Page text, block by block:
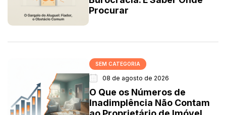
Procurar
SEM CATEGORIA
08 de agosto de 2026
O Que os Números de
Inadimplência Não Contam